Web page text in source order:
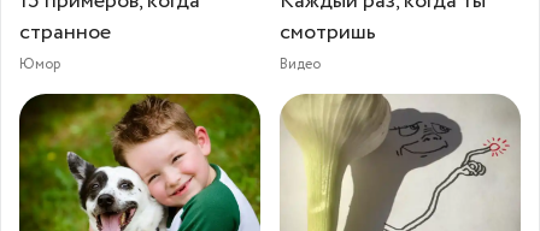
странное
Юмор
смотришь
Видео